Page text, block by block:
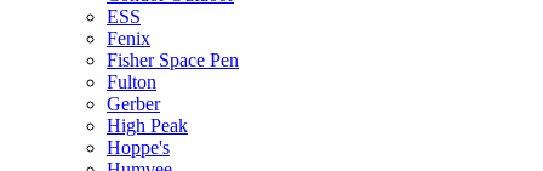
ESS
Fenix
Fisher Space Pen
Fulton
Gerber
High Peak
Hoppe's